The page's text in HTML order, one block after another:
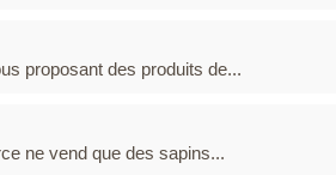
proposant des produits de...
ne vend que des sapins...